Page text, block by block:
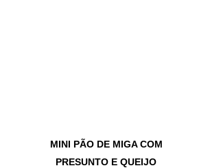
MINI PÃO DE MIGA COM
PRESUNTO E QUEIJO